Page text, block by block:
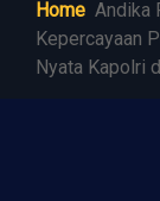
Home Andika
Kepercayaan
Nyata Kapolri